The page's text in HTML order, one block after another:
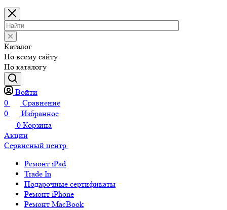
Каталог
По всему сайту
По каталогу
Войти
0
Сравнение
0
Избранное
0 Корзина
Акции
Сервисный центр
Ремонт iPad
Trade In
Подарочные сертификаты
Ремонт iPhone
Ремонт MacBook